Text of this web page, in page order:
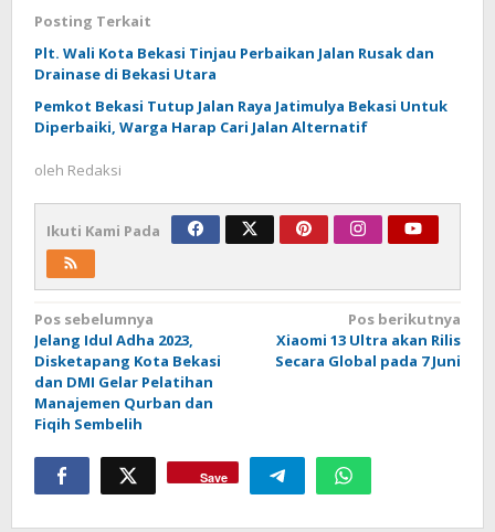
Posting Terkait
Plt. Wali Kota Bekasi Tinjau Perbaikan Jalan Rusak dan
Drainase di Bekasi Utara
Pemkot Bekasi Tutup Jalan Raya Jatimulya Bekasi Untuk
Diperbaiki, Warga Harap Cari Jalan Alternatif
oleh Redaksi
Ikuti Kami Pada
Navigasi
pos
Pos sebelumnya
Jelang Idul Adha 2023,
Disketapang Kota Bekasi
dan DMI Gelar Pelatihan
Manajemen Qurban dan
Fiqih Sembelih
Pos berikutnya
Xiaomi 13 Ultra akan Rilis
Secara Global pada 7 Juni
Save